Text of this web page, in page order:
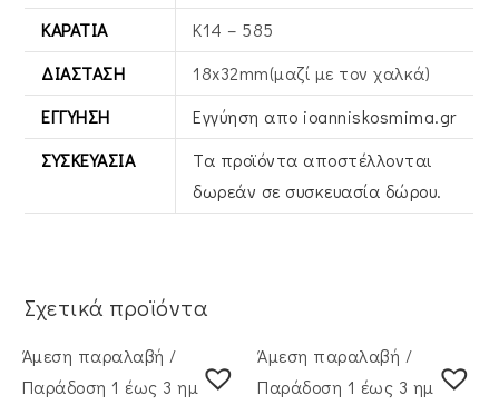
ΚΑΡΆΤΙΑ
Κ14 – 585
ΔΙΆΣΤΑΣΗ
18x32mm(μαζί με τον χαλκά)
ΕΓΓΎΗΣΗ
Εγγύηση απο ioanniskosmima.gr
ΣΥΣΚΕΥΑΣΊΑ
Τα προϊόντα αποστέλλονται
δωρεάν σε συσκευασία δώρου.
Σχετικά προϊόντα
Άμεση παραλαβή /
Παράδoση 1 έως 3 ημέρες
Άμεση παραλαβή /
Παράδoση 1 έως 3 ημέρες